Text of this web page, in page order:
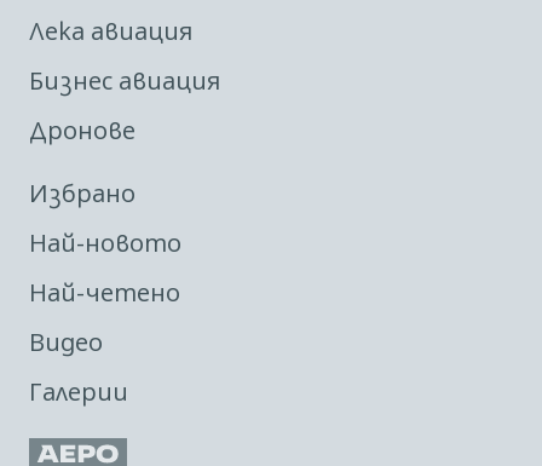
Лека авиация
Бизнес авиация
Дронове
Избрано
Най-новото
Най-четено
Видео
Галерии